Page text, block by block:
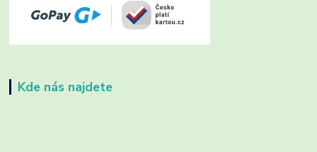
Kde nás najdete